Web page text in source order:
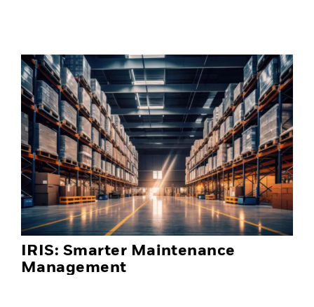
IRIS: Smarter Maintenance
Management